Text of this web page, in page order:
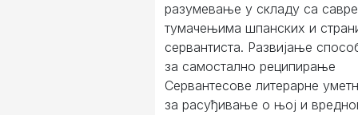
разумевање у складу са
тумачењима шпанских и
сервантиста. Развијање
за самостално реципирање
Сервантесове литерарне
за расуђивање о њој и